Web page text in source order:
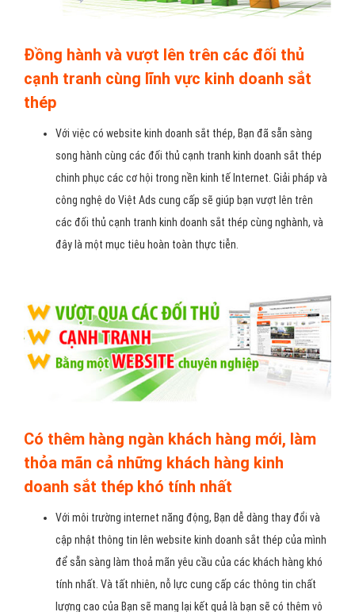
Đồng hành và vượt lên trên các đối thủ
cạnh tranh cùng lĩnh vực kinh doanh sắt
thép
Với việc có website kinh doanh sắt thép, Bạn đã sẵn sàng
song hành cùng các đối thủ cạnh tranh kinh doanh sắt thép
chinh phục các cơ hội trong nền kinh tế Internet. Giải pháp và
công nghệ do Việt Ads cung cấp sẽ giúp bạn vượt lên trên
các đối thủ cạnh tranh kinh doanh sắt thép cùng nghành, và
đây là một mục tiêu hoàn toàn thực tiễn.
Có thêm hàng ngàn khách hàng mới, làm
thỏa mãn cả những khách hàng kinh
doanh sắt thép khó tính nhất
Với môi trường internet năng động, Bạn dễ dàng thay đổi và
cập nhật thông tin lên website kinh doanh sắt thép của mình
để sẵn sàng làm thoả mãn yêu cầu của các khách hàng khó
tính nhất. Và tất nhiên, nỗ lực cung cấp các thông tin chất
lượng cao của Bạn sẽ mang lại kết quả là bạn sẽ có thêm vô